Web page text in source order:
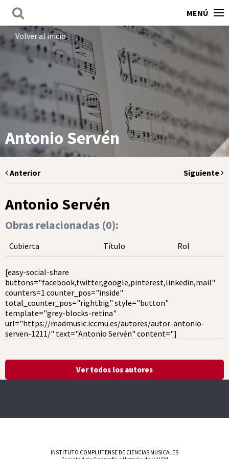
MENÚ
Volver al inicio
Antonio Servén
Anterior Siguiente
Antonio Servén
Obras relacionadas (0):
Cubierta Título Rol
[easy-social-share
buttons="facebook,twitter,google,pinterest,linkedin,mail"
counters=1 counter_pos="inside"
total_counter_pos="rightbig" style="button"
template="grey-blocks-retina"
url="https://madmusic.iccmu.es/autores/autor-antonio-
serven-1211/" text="Antonio Servén" content="]
Ver todos los autores
INSTITUTO COMPLUTENSE DE CIENCIAS MUSICALES